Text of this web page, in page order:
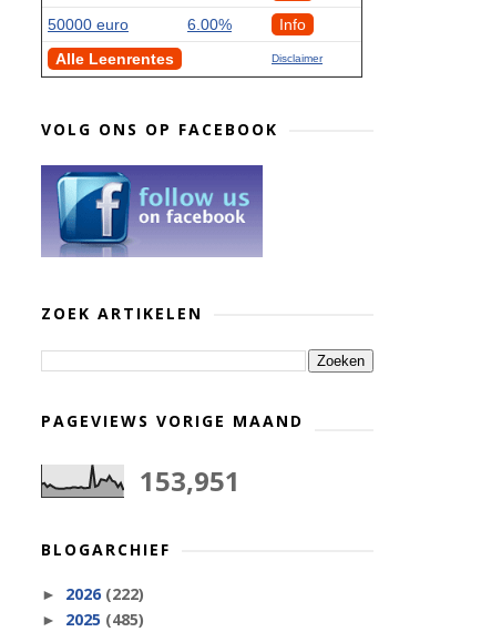
50000 euro
6.00%
Info
Alle Leenrentes
Disclaimer
VOLG ONS OP FACEBOOK
ZOEK ARTIKELEN
PAGEVIEWS VORIGE MAAND
153,951
BLOGARCHIEF
► 2026 (222)
► 2025 (485)